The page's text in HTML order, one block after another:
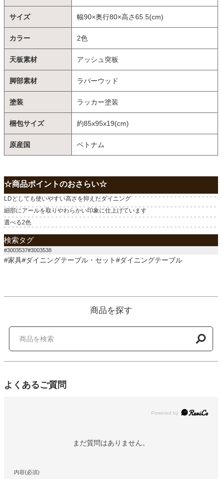
サイズ 幅90×奥行80×高さ65.5(cm)
カラー 2色
天板素材 アッシュ突板
脚部素材 ラバーウッド
塗装 ラッカー塗装
梱包サイズ 約85x95x19(cm)
原産国 ベトナム
☆商品ポイントのおさらい☆
LDとしても使いやすい高さを抑えたダイニング
細部にアールを取りやわらかい印象に仕上げています
選べる2色
検索タグ
#3003537#3003538
#家具#ダイニングテーブル・セット#ダイニングテーブル
商品を探す
よくあるご質問
Powered by
まだ質問はありません。
内容(必須)